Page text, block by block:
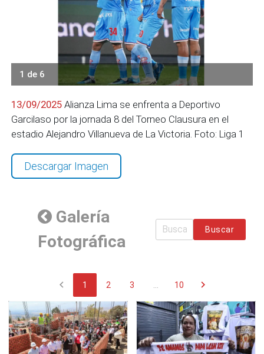
1 de 6
13/09/2025 Alianza Lima se enfrenta a Deportivo
Garcilaso por la jornada 8 del Torneo Clausura en el
estadio Alejandro Villanueva de La Victoria. Foto: Liga 1
Descargar Imagen
Galería
Fotográfica
Buscar
chevron_left 1 2 3 10 chevron_right